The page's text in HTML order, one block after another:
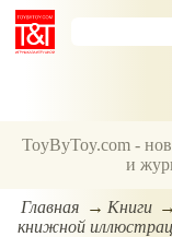
ToyByToy.com -
и
Главная Книги
книжной